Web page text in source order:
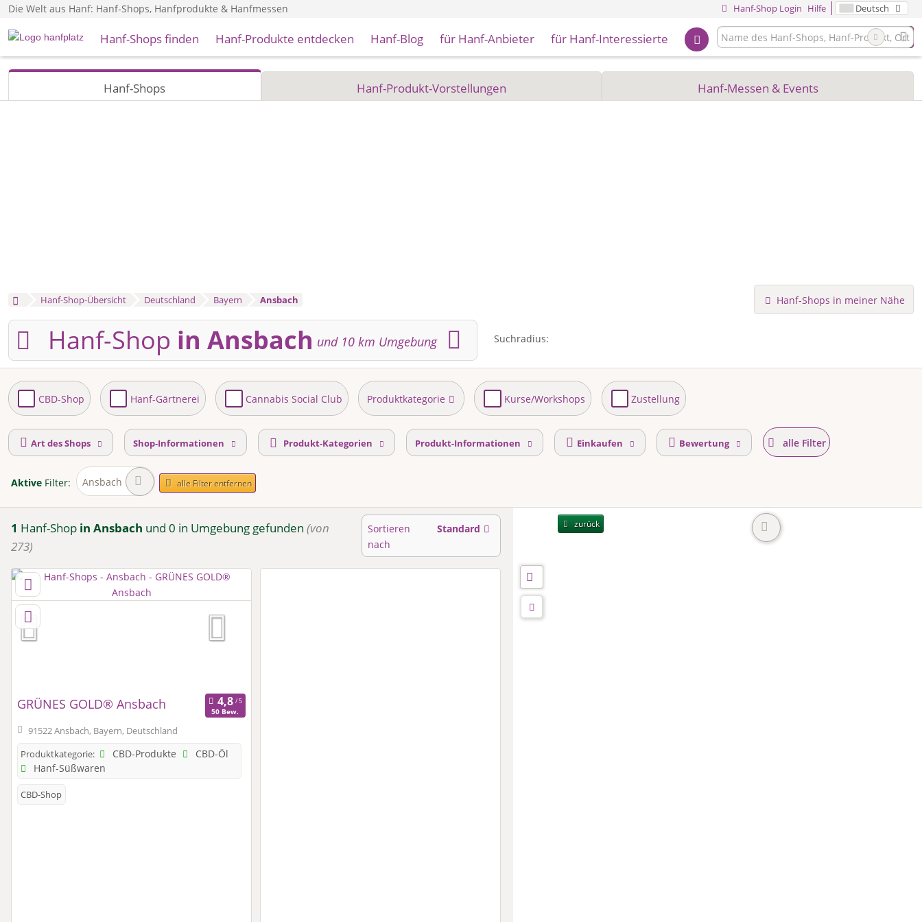
Die Welt aus Hanf: Hanf-Shops, Hanfprodukte & Hanfmessen Hanf-Shop Login Hilfe Deutsch
Hanf-Shops finden Hanf-Produkte entdecken Hanf-Blog für Hanf-Anbieter für Hanf-Interessierte
Hanf-Shops Hanf-Produkt-Vorstellungen Hanf-Messen & Events
Hanf-Shop-Übersicht Deutschland Bayern Ansbach Hanf-Shops in meiner Nähe
Hanf-Shop in Ansbach und 10 km Umgebung Suchradius:
CBD-Shop Hanf-Gärtnerei Cannabis Social Club Produktkategorie Kurse/Workshops Zustellung
Art des Shops Shop-Informationen Produkt-Kategorien Produkt-Informationen Einkaufen Bewertung alle Filter
Aktive Filter: Ansbach alle Filter entfernen
1 Hanf-Shop in Ansbach und 0 in Umgebung gefunden (von
273)
Sortieren
nach
Standard
GRÜNES GOLD® Ansbach 50 Bew.
91522 Ansbach, Bayern, Deutschland
Produktkategorie:
CBD-Produkte
CBD-Öl
Hanf-Süßwaren
CBD-Shop
zurück